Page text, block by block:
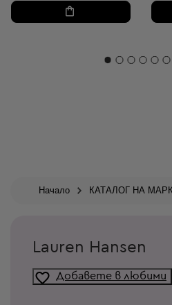
Начало КАТАЛОГ НА
Lauren Hansen
Добавете в любими